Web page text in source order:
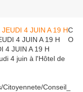
4 JUIN A 19 H
C
O
4 JUIN A 19 H
4 juin à l'Hôtel de
Conseil_